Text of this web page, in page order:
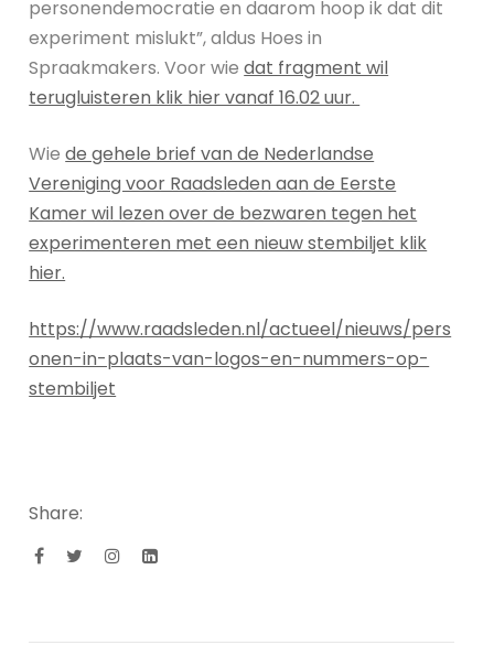
personendemocratie en daarom hoop ik dat dit
experiment mislukt”, aldus Hoes in
Spraakmakers. Voor wiedat fragment wil
terugluisteren klik hier vanaf 16.02 uur.
Wiede gehele brief van de Nederlandse
Vereniging voor Raadsleden aan de Eerste
Kamer wil lezen over de bezwaren tegen het
experimenteren met een nieuw stembiljet klik
hier.
https://www.raadsleden.nl/actueel/nieuws/pers
onen-in-plaats-van-logos-en-nummers-op-
stembiljet
Share: